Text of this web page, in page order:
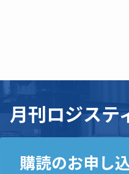
月刊ロジステ
購読のお申し